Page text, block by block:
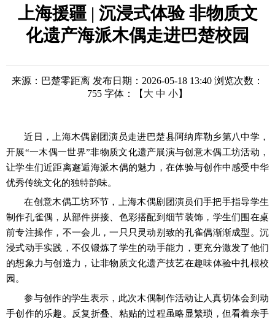
上海援疆 | 沉浸式体验 非物质文
化遗产海派木偶走进巴楚校园
来源：巴楚零距离 发布日期：2026-05-18 13:40 浏览次数：
755 字体：【 大 中 小】
近日，上海木偶剧团演员走进巴楚县阿纳库勒乡第八中学，
开展“一木偶一世界”非物质文化遗产展演与创意木偶工坊活动，
让学生们近距离邂逅海派木偶的魅力，在体验与创作中感受中华
优秀传统文化的独特韵味。
在创意木偶工坊环节，上海木偶剧团演员们手把手指导学生
制作孔雀偶，从部件拼接、色彩搭配到细节装饰，学生们围在桌
前专注操作，不一会儿，一只只灵动别致的孔雀偶渐渐成型。沉
浸式动手实践，不仅锻炼了学生的动手能力，更充分激发了他们
的想象力与创造力，让非物质文化遗产技艺在趣味体验中扎根校
园。
参与创作的学生表示，此次木偶制作活动让人真切体会到动
手创作的乐趣。反复折叠、粘贴的过程虽略显繁琐，但看着亲手